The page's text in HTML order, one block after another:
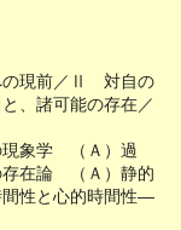
現前／Ⅱ 対自の
諸可能の存在／
象学 （Ａ）過
在論 （Ａ）静的
性と心的時間性―